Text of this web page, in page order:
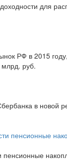
для
РФ в 2015
руб.
в новой
пенсионные
пенсионные